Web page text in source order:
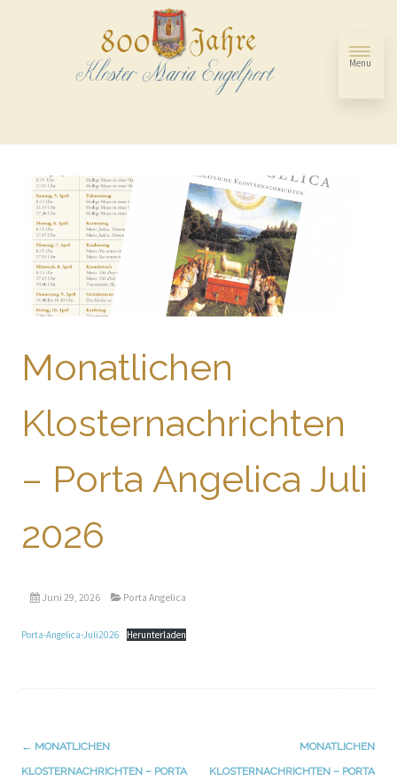
Menu
Monatlichen
Klosternachrichten
– Porta Angelica Juli
2026
Juni 29, 2026 Porta Angelica
Porta-Angelica-Juli2026 Herunterladen
Navigation
← MONATLICHEN
KLOSTERNACHRICHTEN – PORTA
MONATLICHEN
KLOSTERNACHRICHTEN – PORTA